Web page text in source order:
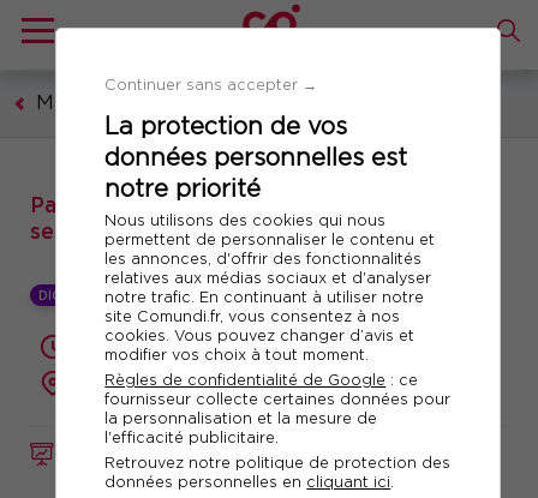
Continuer sans accepter →
La protection de vos
données personnelles est
notre priorité
Nous utilisons des cookies qui nous
permettent de personnaliser le contenu et
les annonces, d'offrir des fonctionnalités
relatives aux médias sociaux et d'analyser
notre trafic. En continuant à utiliser notre
site Comundi.fr, vous consentez à nos
cookies. Vous pouvez changer d’avis et
modifier vos choix à tout moment.
Règles de confidentialité de Google : ce
fournisseur collecte certaines données pour
la personnalisation et la mesure de
l'efficacité publicitaire.
Retrouvez notre politique de protection des
données personnelles en cliquant ici.
Management et leadership
FORMATION / E-LEARNING Réf. 10017
Parcours de formation à distance : réussir
ses entretiens annuels d'évaluation (EAE)
DIGITAL LEARNING +
7h en synchrone et 7h en e-learning
à distance